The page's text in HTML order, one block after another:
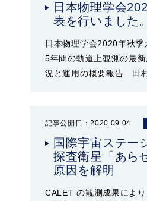
日本物理学会
表を行いました。
日本物理学会2020年秋
5年間の軌道上観測の最
況と運用の概要報告 田
記事公開日：2020.09.04
国際宇宙ステー
探査衛星「あら
原因を解明
CALET の観測成果によ